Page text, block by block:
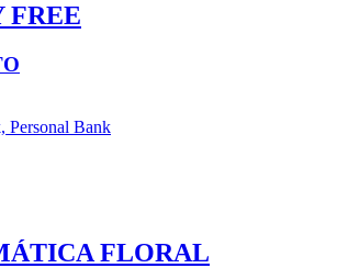
FREE
FLORAL